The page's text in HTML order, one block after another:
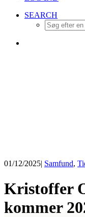
SEARCH
01/12/2025| Samfund,
Kristoffer
kommer